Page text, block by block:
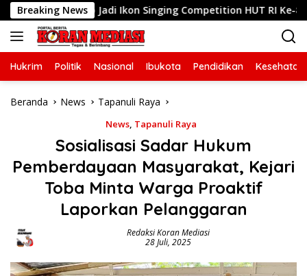
Langsung
ke
konten
Breaking NewsJadi Ikon Singing Competition HUT RI Ke-81
Hukrim Politik Nasional Ibukota Pendidikan Kesehatan
Beranda News Tapanuli Raya
News, Tapanuli Raya
Sosialisasi Sadar Hukum
Pemberdayaan Masyarakat, Kejari
Toba Minta Warga Proaktif
Laporkan Pelanggaran
Redaksi Koran Mediasi
28 Juli, 2025